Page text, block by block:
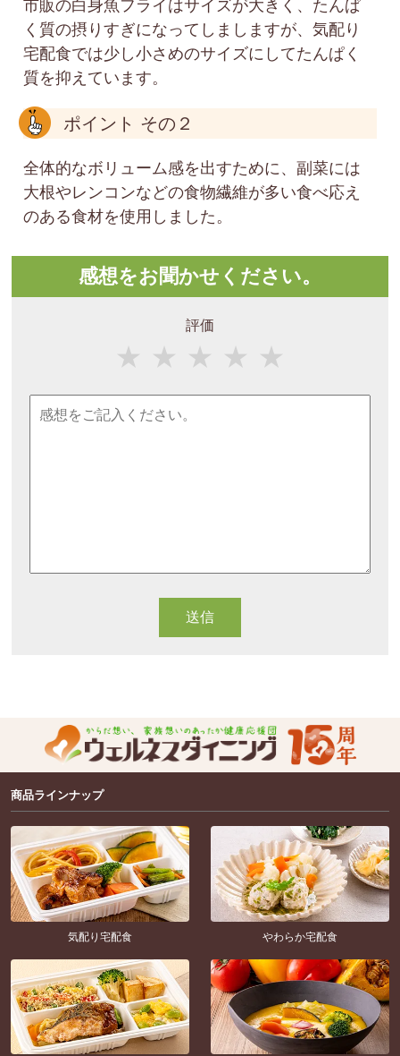
市販の白身魚フライはサイズが大きく、たんぱ
く質の摂りすぎになってしましますが、気配り
宅配食では少し小さめのサイズにしてたんぱく
質を抑えています。
ポイント その２
全体的なボリューム感を出すために、副菜には
大根やレンコンなどの食物繊維が多い食べ応え
のある食材を使用しました。
感想をお聞かせください。
評価
★
★
★
★
★
商品ラインナップ
気配り宅配食 やわらか宅配食